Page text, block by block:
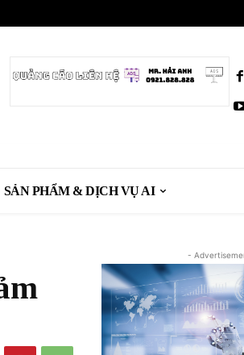
SẢN PHẨM & DỊCH VỤ AI
-